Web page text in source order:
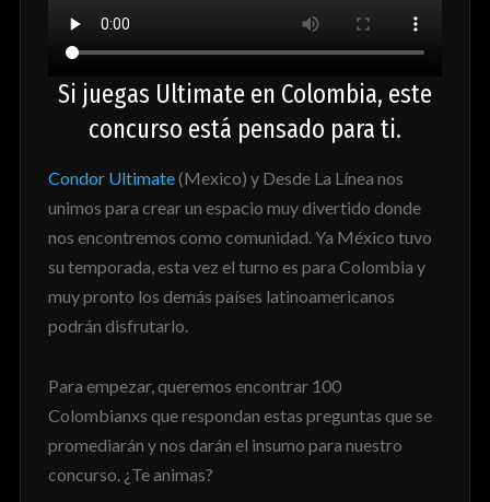
Si juegas Ultimate en Colombia, este
concurso está pensado para ti.
Condor Ultimate(Mexico) y Desde La Línea nos
unimos para crear un espacio muy divertido donde
nos encontremos como comunidad. Ya México tuvo
su temporada, esta vez el turno es para Colombia y
muy pronto los demás países latinoamericanos
podrán disfrutarlo.
Para empezar, queremos encontrar 100
Colombianxs que respondan estas preguntas que se
promediarán y nos darán el insumo para nuestro
concurso. ¿Te animas?